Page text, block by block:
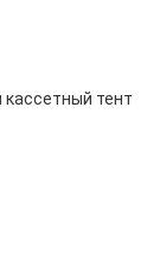
тент